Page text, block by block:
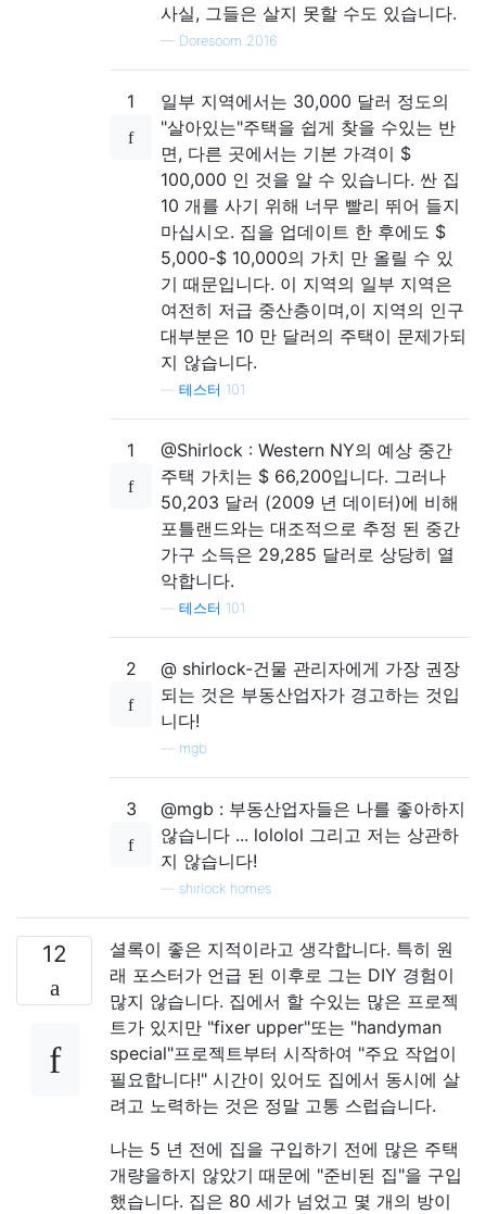
사실, 그들은 살지 못할 수도 있습니다.
— Doresoom 2016
1
일부 지역에서는 30,000 달러 정도의
"살아있는"주택을 쉽게 찾을 수있는 반
면, 다른 곳에서는 기본 가격이 $
100,000 인 것을 알 수 있습니다. 싼 집
10 개를 사기 위해 너무 빨리 뛰어 들지
마십시오. 집을 업데이트 한 후에도 $
5,000-$ 10,000의 가치 만 올릴 수 있
기 때문입니다. 이 지역의 일부 지역은
여전히 ​​저급 중산층이며,이 지역의 인구
대부분은 10 만 달러의 주택이 문제가되
지 않습니다.
테스터 101
1
@Shirlock : Western NY의 예상 중간
주택 가치는 $ 66,200입니다. 그러나
50,203 달러 (2009 년 데이터)에 비해
포틀랜드와는 대조적으로 추정 된 중간
가구 소득은 29,285 달러로 상당히 열
악합니다.
테스터 101
2
@ shirlock-건물 관리자에게 가장 권장
되는 것은 부동산업자가 경고하는 것입
니다!
mgb
3
@mgb : 부동산업자들은 나를 좋아하지
않습니다 ... lololol 그리고 저는 상관하
지 않습니다!
shirlock homes
12
셜록이 좋은 지적이라고 생각합니다. 특히 원
래 포스터가 언급 된 이후로 그는 DIY 경험이
많지 않습니다. 집에서 할 수있는 많은 프로젝
트가 있지만 "fixer upper"또는 "handyman
special"프로젝트부터 시작하여 "주요 작업이
필요합니다!" 시간이 있어도 집에서 동시에 살
려고 노력하는 것은 정말 고통 스럽습니다.
나는 5 년 전에 집을 구입하기 전에 많은 주택
개량을하지 않았기 때문에 "준비된 집"을 구입
했습니다. 집은 80 세가 넘었고 몇 개의 방이